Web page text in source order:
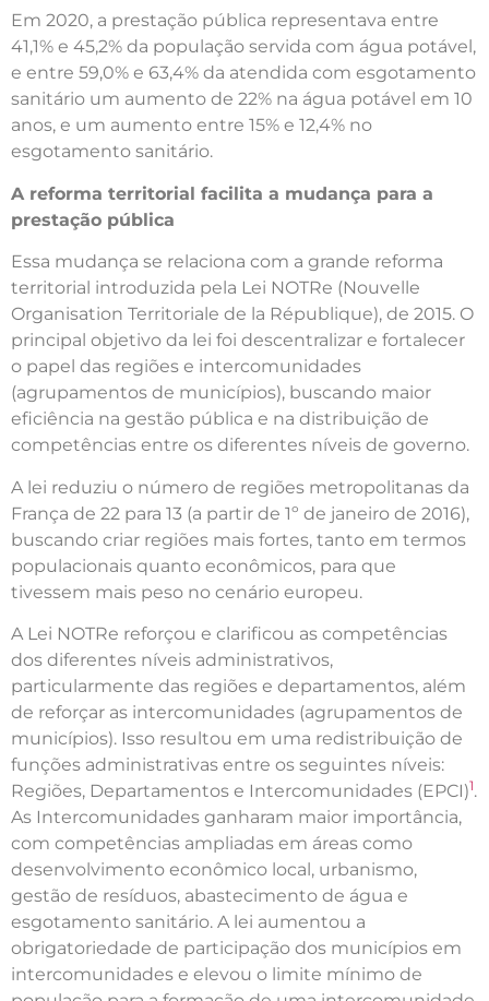
Em 2020, a prestação pública representava entre
41,1% e 45,2% da população servida com água potável,
e entre 59,0% e 63,4% da atendida com esgotamento
sanitário um aumento de 22% na água potável em 10
anos, e um aumento entre 15% e 12,4% no
esgotamento sanitário.
A reforma territorial facilita a mudança para a
prestação pública
Essa mudança se relaciona com a grande reforma
territorial introduzida pela Lei NOTRe (Nouvelle
Organisation Territoriale de la République), de 2015. O
principal objetivo da lei foi descentralizar e fortalecer
o papel das regiões e intercomunidades
(agrupamentos de municípios), buscando maior
eficiência na gestão pública e na distribuição de
competências entre os diferentes níveis de governo.
A lei reduziu o número de regiões metropolitanas da
França de 22 para 13 (a partir de 1º de janeiro de 2016),
buscando criar regiões mais fortes, tanto em termos
populacionais quanto econômicos, para que
tivessem mais peso no cenário europeu.
A Lei NOTRe reforçou e clarificou as competências
dos diferentes níveis administrativos,
particularmente das regiões e departamentos, além
de reforçar as intercomunidades (agrupamentos de
municípios). Isso resultou em uma redistribuição de
funções administrativas entre os seguintes níveis:
Regiões, Departamentos e Intercomunidades (EPCI)1.
As Intercomunidades ganharam maior importância,
com competências ampliadas em áreas como
desenvolvimento econômico local, urbanismo,
gestão de resíduos, abastecimento de água e
esgotamento sanitário. A lei aumentou a
obrigatoriedade de participação dos municípios em
intercomunidades e elevou o limite mínimo de